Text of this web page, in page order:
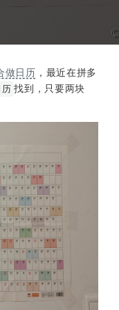
做日历 ，最近在拼多
历 找到，只要两块